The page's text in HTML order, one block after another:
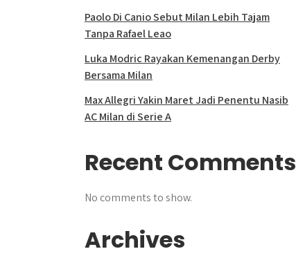
Paolo Di Canio Sebut Milan Lebih Tajam
Tanpa Rafael Leao
Luka Modric Rayakan Kemenangan Derby
Bersama Milan
Max Allegri Yakin Maret Jadi Penentu Nasib
AC Milan di Serie A
Recent Comments
No comments to show.
Archives